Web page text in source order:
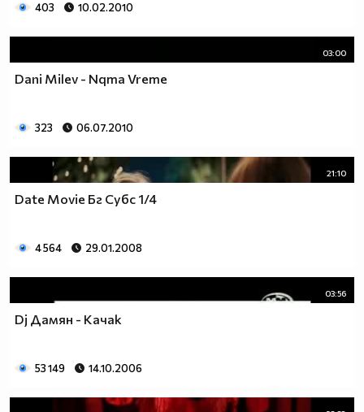
403 10.02.2010
03:00
Dani Milev - Nqma Vreme
323 06.07.2010
21:10
Date Movie Бг Субс 1/4
4 564 29.01.2008
03:56
Dj Дамян - Качак
53 149 14.10.2006